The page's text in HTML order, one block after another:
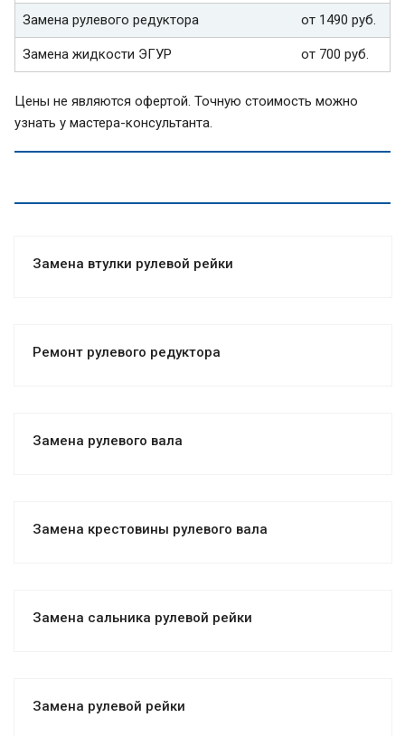
Замена рулевого редуктора от 1490 руб.
Замена жидкости ЭГУР от 700 руб.
Цены не являются офертой. Точную стоимость можно
узнать у мастера-консультанта.
Замена втулки рулевой рейки
Ремонт рулевого редуктора
Замена рулевого вала
Замена крестовины рулевого вала
Замена cальника рулевой рейки
Замена рулевой рейки